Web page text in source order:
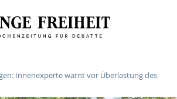
Innenexperte warnt vor Überlastung des